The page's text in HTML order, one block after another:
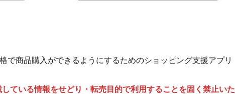
で商品購入ができるようにするためのショッピング支援アプリ
ている情報をせどり・転売目的で利用することを固く禁止いた